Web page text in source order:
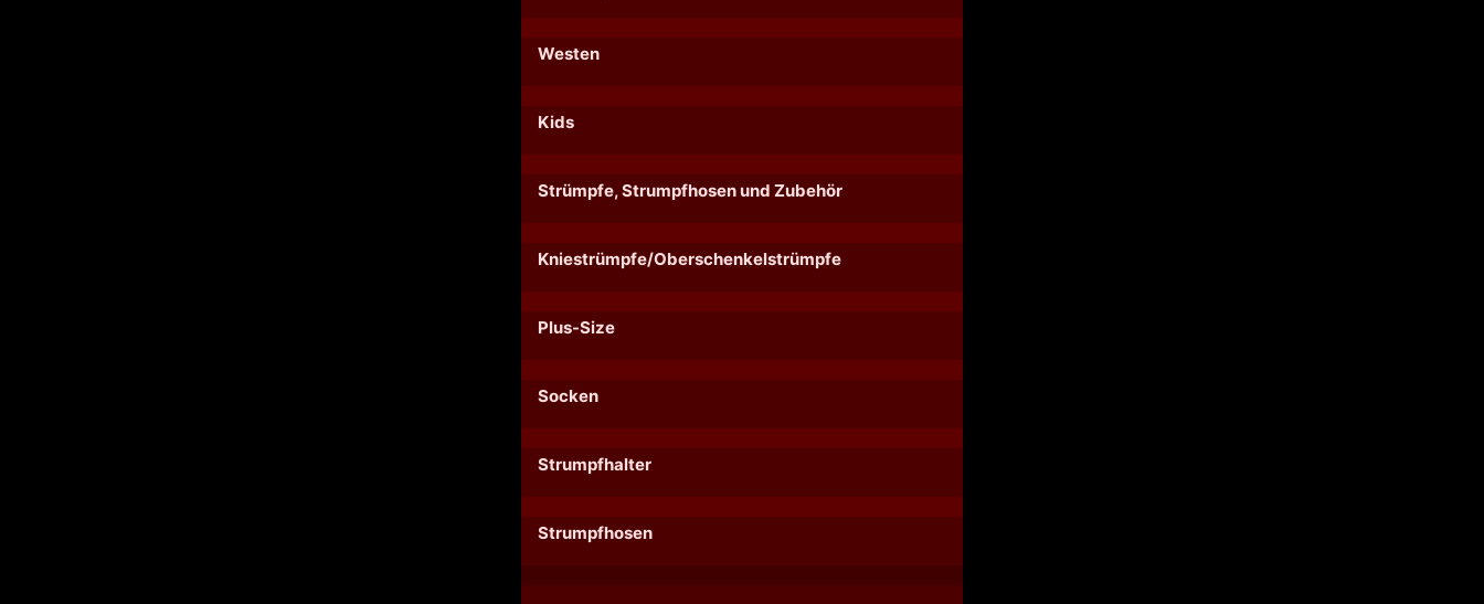
Westen
Kids
Strümpfe, Strumpfhosen und Zubehör
Kniestrümpfe/Oberschenkelstrümpfe
Plus-Size
Socken
Strumpfhalter
Strumpfhosen